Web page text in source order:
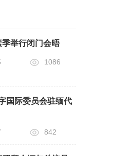
季举行闭门会晤
1086
国际委员会驻缅代
842